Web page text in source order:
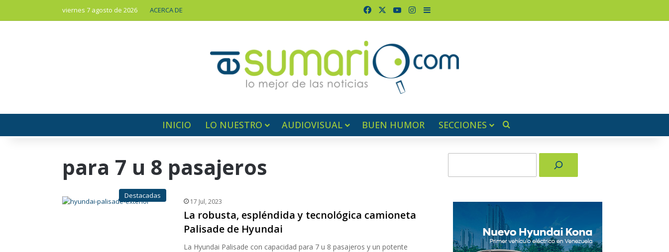
viernes 7 agosto de 2026 ACERCA DE FacebookYouTubeInstagram
Barra lateral
INICIO LO NUESTRO AUDIOVISUAL BUEN HUMOR SECCIONES
para 7 u 8 pasajeros
Destacadas
17 Jul, 2023
La robusta, espléndida y tecnológica camioneta
Palisade de Hyundai
La Hyundai Palisade con capacidad para 7 u 8 pasajeros y un potente